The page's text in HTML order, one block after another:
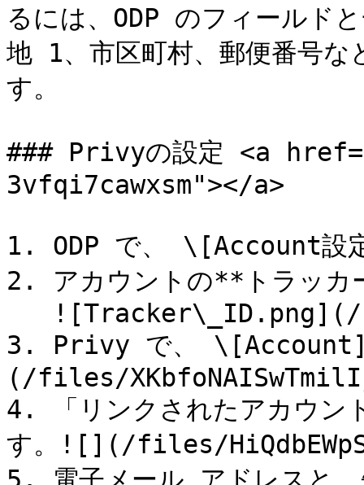
るには、ODP のフィールド
地 1、市区町村、郵便番号
す。
### Privyの設定 <a
3vfqi7cawxsm"></a>
1. ODP で、 \[Account設
2. アカウントの**トラッ
3. Privy で、
(/files/
4. 「リンクされたアカウン
す。![](/files/